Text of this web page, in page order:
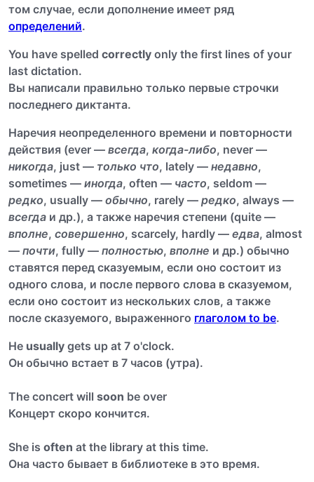
том случае, если дополнение имеет ряд
определений.
You have spelled correctly only the first lines of your
last dictation.
Вы написали правильно только первые строчки
последнего диктанта.
Наречия неопределенного времени и повторности
действия (ever — всегда, когда-либо, never —
никогда, just — только что, lately — недавно,
sometimes — иногда, often — часто, seldom —
редко, usually — обычно, rarely — редко, always —
всегда и др.), а также наречия степени (quite —
вполне, совершенно, scarcely, hardly — едва, almost
— почти, fully — полностью, вполне и др.) обычно
ставятся перед сказуемым, если оно состоит из
одного слова, и после первого слова в сказуемом,
если оно состоит из нескольких слов, а также
после сказуемого, выраженного глаголом to be.
Не usually gets up at 7 o'clock.
Он обычно встает в 7 часов (утра).
The concert will soon be over
Концерт скоро кончится.
She is often at the library at this time.
Она часто бывает в библиотеке в это время.